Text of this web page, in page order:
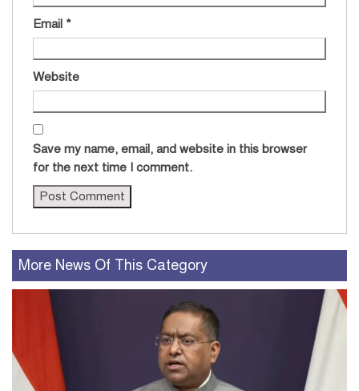
Email *
Website
Save my name, email, and website in this browser
for the next time I comment.
More News Of This Category